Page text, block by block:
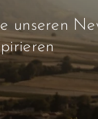
unseren